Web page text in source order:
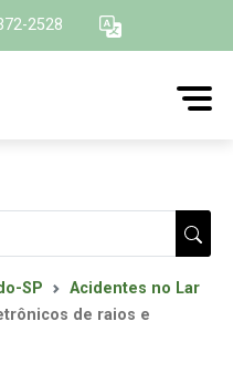
2528
SP
Acidentes no Lar
de raios e